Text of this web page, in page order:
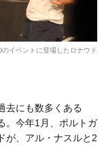
のイベントに登場したロナウド
去にも数多くある
。今年1月、ポルトガ
が、アル・ナスルと2